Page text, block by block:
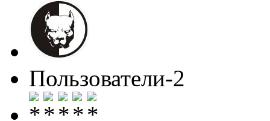
Пользователи-2